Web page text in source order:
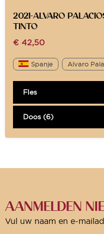
2021-ALVARO
TINTO
€ 42,50
Spanje Alvaro
Fles
Doos (6)
AANMELDEN
Vul uw naam en e-